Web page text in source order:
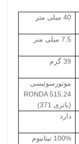
40 میلی متر
7.5 میلی متر
39 گرم
موتورسوئیسی
RONDA 515.24
(باتری 371)
دارد
100% تیتانیوم